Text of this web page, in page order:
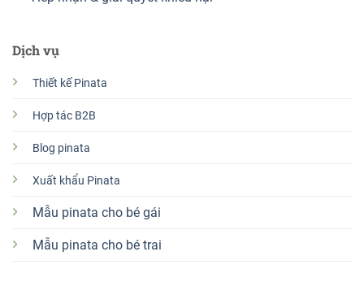
Dịch vụ
Thiết kế Pinata
Hợp tác B2B
Blog pinata
Xuất khẩu Pinata
Mẫu pinata cho bé gái
Mẫu pinata cho bé trai